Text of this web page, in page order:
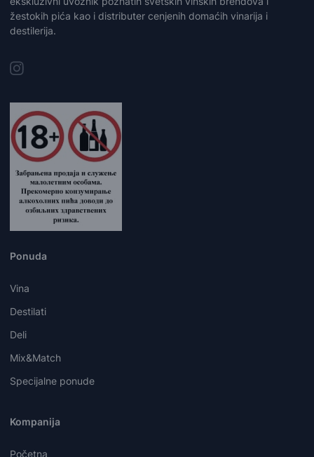
žestokih pića kao i distributer cenjenih domaćih vinarija i
destilerija.
Ponuda
Vina
Destilati
Deli
Mix&Match
Specijalne ponude
Kompanija
Početna